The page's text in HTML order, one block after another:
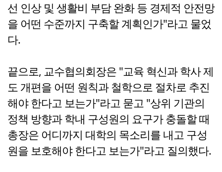
선 인상 및 생활비 부담 완화 등 경제적 안전망
을 어떤 수준까지 구축할 계획인가"라고 물었
다.
끝으로, 교수협의회장은 "교육 혁신과 학사 제
도 개편을 어떤 원칙과 철학으로 절차로 추진
해야 한다고 보는가"라고 묻고 "상위 기관의
정책 방향과 학내 구성원의 요구가 충돌할 때
총장은 어디까지 대학의 목소리를 내고 구성
원을 보호해야 한다고 보는가"라고 질의했다.